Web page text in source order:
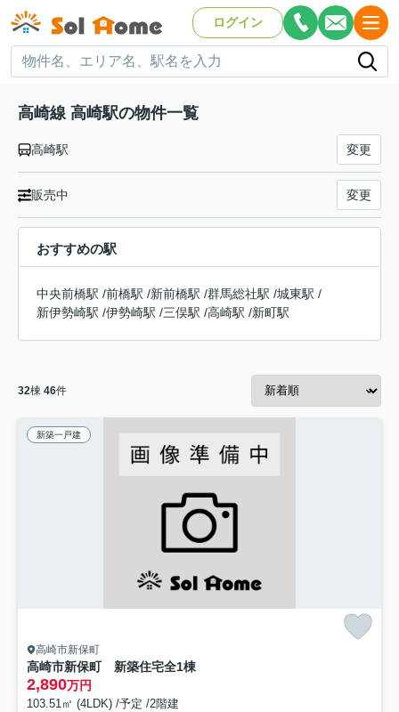
ログイン
高崎線 高崎駅の物件一覧
高崎駅 変更
販売中 変更
おすすめの駅
中央前橋駅 /前橋駅 /新前橋駅 /群馬総社駅 /城東駅 /
新伊勢崎駅 /伊勢崎駅 /三俣駅 /高崎駅 /新町駅
32棟 46件
新築一戸建
高崎市新保町
高崎市新保町 新築住宅全1棟
2,890万円
103.51㎡ (4LDK) /予定 /2階建